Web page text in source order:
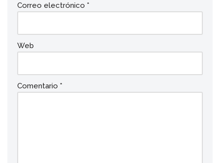
Correo electrónico *
Web
Comentario *